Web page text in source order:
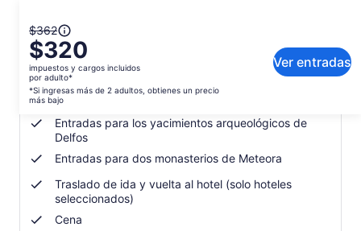
El
precio
anterior
era
$362
el
actual
es
por
adulto*
*Si
$362
$320
impuestos y cargos incluidos
por adulto*
*Si ingresas más de 2 adultos, obtienes un precio
más bajo
Ver entradas
Qué incluye o no
Desayuno
Una noche de alojamiento
Entradas para los yacimientos arqueológicos de
Delfos
Entradas para dos monasterios de Meteora
Traslado de ida y vuelta al hotel (solo hoteles
seleccionados)
Cena